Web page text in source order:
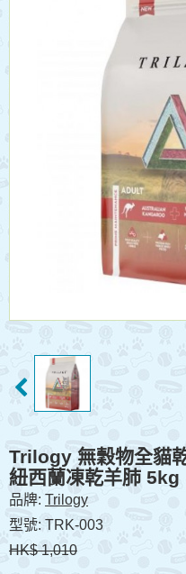
Trilogy 無穀物全貓
紐西蘭凍乾羊肺 5kg
品牌: Trilogy
型號: TRK-003
HK$ 1,010